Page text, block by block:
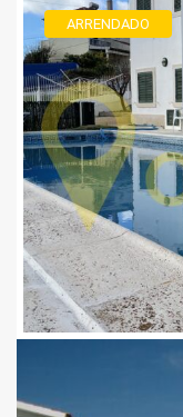
ARRENDADO